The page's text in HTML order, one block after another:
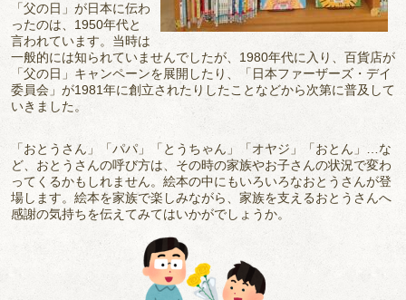
「父の日」が日本に伝わ
ったのは、1950年代と
言われています。当時は
一般的には知られていませんでしたが、1980年代に入り、百貨店が
「父の日」キャンペーンを展開したり、「日本ファーザーズ・デイ
委員会」が1981年に創立されたりしたことなどから次第に普及して
いきました。
「おとうさん」「パパ」「とうちゃん」「オヤジ」「おとん」…な
ど、おとうさんの呼び方は、その時の家族やお子さんの状況で変わ
ってくるかもしれません。絵本の中にもいろいろなおとうさんが登
場します。絵本を家族で楽しみながら、家族を支えるおとうさんへ
感謝の気持ちを伝えてみてはいかがでしょうか。